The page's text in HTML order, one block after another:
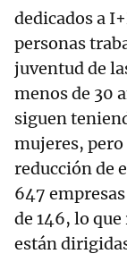
dedicados a
personas
juventud de
menos de 30
siguen
mujeres,
reducción de
647
de 146, lo
están